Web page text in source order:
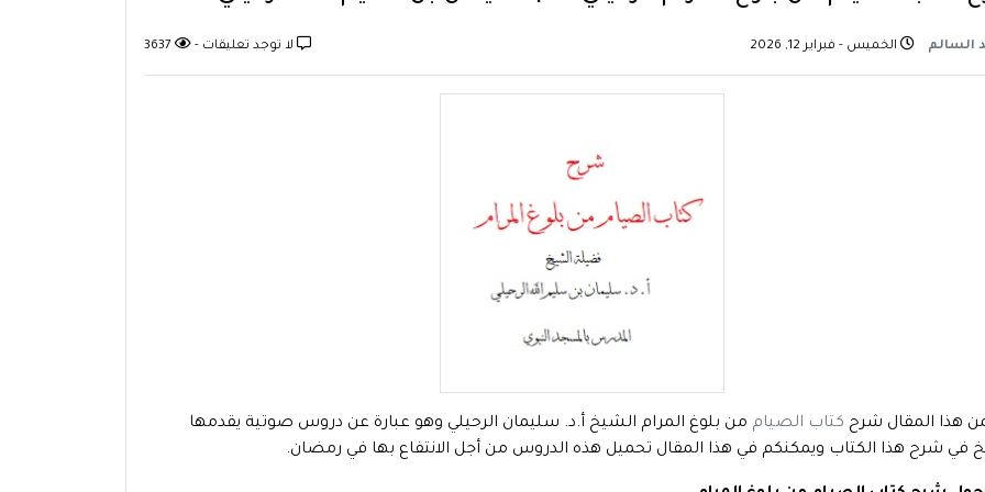
السالم الخميس - فبراير 12, 2026 لا توجد تعليقات -
هذا المقال شرح كتاب الصيام من بلوغ المرام الشيخ أ.د. سليمان الرحيلي وهو عبارة عن دروس صوتية يقدمها
في شرح هذا الكتاب ويمكنكم في هذا المقال تحميل هذه الدروس من أجل الانتفاع بها في رمضان.